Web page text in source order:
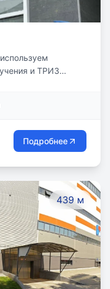
и ТРИЗ
и развиваем
Подробнее
439 м